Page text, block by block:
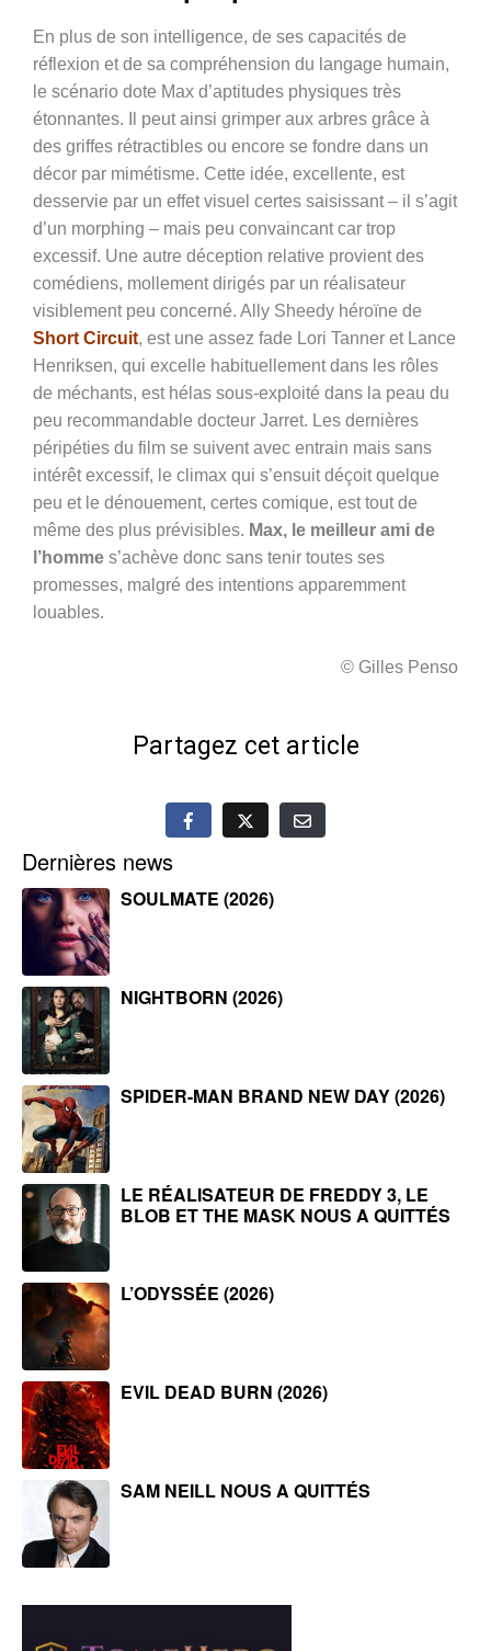
En plus de son intelligence, de ses capacités de
réflexion et de sa compréhension du langage humain,
le scénario dote Max d’aptitudes physiques très
étonnantes. Il peut ainsi grimper aux arbres grâce à
des griffes rétractibles ou encore se fondre dans un
décor par mimétisme. Cette idée, excellente, est
desservie par un effet visuel certes saisissant – il s’agit
d’un morphing – mais peu convaincant car trop
excessif. Une autre déception relative provient des
comédiens, mollement dirigés par un réalisateur
visiblement peu concerné. Ally Sheedy héroïne de
Short Circuit, est une assez fade Lori Tanner et Lance
Henriksen, qui excelle habituellement dans les rôles
de méchants, est hélas sous-exploité dans la peau du
peu recommandable docteur Jarret. Les dernières
péripéties du film se suivent avec entrain mais sans
intérêt excessif, le climax qui s’ensuit déçoit quelque
peu et le dénouement, certes comique, est tout de
même des plus prévisibles. Max, le meilleur ami de
l’homme s’achève donc sans tenir toutes ses
promesses, malgré des intentions apparemment
louables.
© Gilles Penso
Partagez cet article
Dernières news
SOULMATE (2026)
NIGHTBORN (2026)
SPIDER-MAN BRAND NEW DAY (2026)
LE RÉALISATEUR DE FREDDY 3, LE
BLOB ET THE MASK NOUS A QUITTÉS
L’ODYSSÉE (2026)
EVIL DEAD BURN (2026)
SAM NEILL NOUS A QUITTÉS